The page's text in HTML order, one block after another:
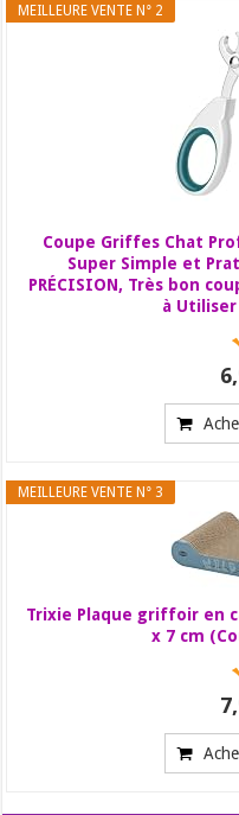
MEILLEURE VENTE N° 2
Coupe Griffes Chat
Super Simple et
PRÉCISION, Très bon
à
MEILLEURE VENTE N° 3
Trixie Plaque griffoir en
x 7 cm